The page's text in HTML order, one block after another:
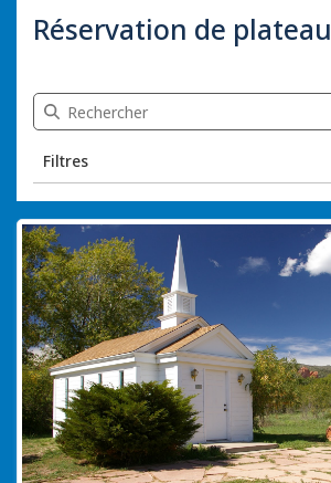
Réservation de plateau
Recherche Réservation de plateau
Filtres